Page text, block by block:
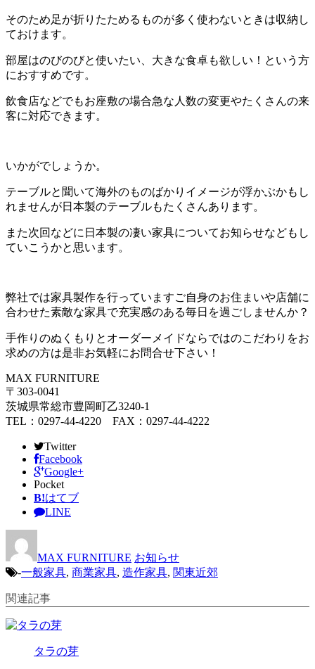
そのため足が折りたためるものが多く使わないときは収納し
ておけます。
部屋はのびのびと使いたい、大きな食卓も欲しい！という方
におすすめです。
飲食店などでもお座敷の場合急な人数の変更やたくさんの来
客に対応できます。
いかがでしょうか。
テーブルと聞いて海外のものばかりイメージが浮かぶかもし
れませんが日本製のテーブルもたくさんあります。
また次回などに日本製の凄い家具についてお知らせなどもし
ていこうかと思います。
弊社では家具製作を行っていますご自身のお住まいや店舗に
合わせた素敵な家具で充実感のある毎日を過ごしませんか？
手作りのぬくもりとオーダーメイドならではのこだわりをお
求めの方は是非お気軽にお問合せ下さい！
MAX FURNITURE
〒303-0041
茨城県常総市豊岡町乙3240-1
TEL：0297-44-4220 FAX：0297-44-4222
Twitter
Facebook
Google+
Pocket
B!はてブ
LINE
MAX FURNITURE お知らせ
-一般家具, 商業家具, 造作家具, 関東近郊
関連記事
タラの芽